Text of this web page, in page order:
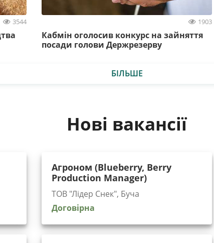
3544 1903
Кабмін оголосив конкурс на зайняття
посади голови Держрезерву
БІЛЬШЕ
Нові вакансії
Агроном (Blueberry, Berry
Production Manager)
ТОВ "Лідер Снек", Буча
Договірна